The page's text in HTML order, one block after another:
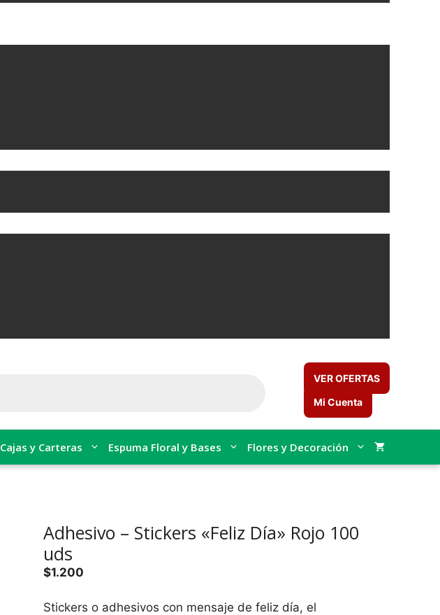
VER OFERTAS
Mi Cuenta
Cajas y Carteras Espuma Floral y Bases Flores y Decoración
Adhesivo – Stickers «Feliz Día» Rojo 100
uds
$1.200
Stickers o adhesivos con mensaje de feliz día, el